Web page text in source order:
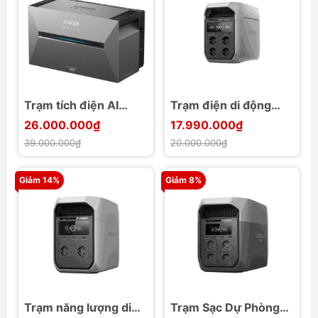
Trạm tích điện AI
Anker SOLIX
Solarbank 3 E2700
Pro cho gia đình
26.000.000₫
39.000.000₫
Trạm điện di động
EcoFlow DELTA 3 Plus
1024Wh 1800W
3600W max
17.990.000₫
20.000.000₫
Giảm 14%
Trạm năng lượng di
Giảm 8%
Trạm Sạc Dự Phòng